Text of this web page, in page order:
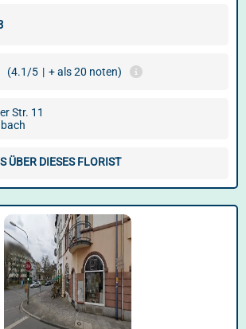
(4.1/5 | + als 20 noten)
Str. 11
ÜBER DIESES FLORIST